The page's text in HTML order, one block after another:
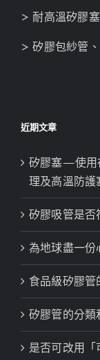
> 耐高溫矽膠
> 矽膠包紗管
近期文章
矽膠塞—使用
理及高溫防護
矽膠吸管是否
為地球盡一份
食品級矽膠管
矽膠管的分類
是否可改用